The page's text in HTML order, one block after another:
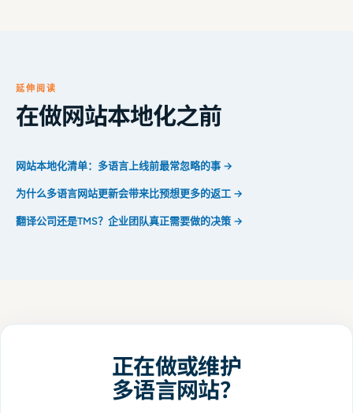
延伸阅读
在做网站本地化之前
网站本地化清单：多语言上线前最常忽略的事 →
为什么多语言网站更新会带来比预想更多的返工 →
翻译公司还是TMS？企业团队真正需要做的决策 →
正在做或维护
多语言网站？